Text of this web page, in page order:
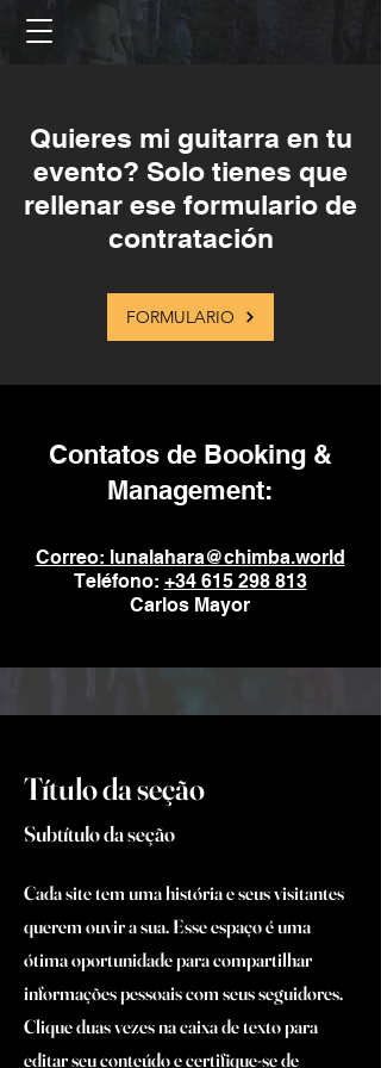
Quieres mi guitarra en tu
evento? Solo tienes que
rellenar ese formulario de
contratación
FORMULARIO
Contatos de Booking &
Management:
Correo: lunalahara@chimba.world
Teléfono: +34 615 298 813
Carlos Mayor
Título da seção
Subtítulo da seção
Cada site tem uma história e seus visitantes
querem ouvir a sua. Esse espaço é uma
ótima oportunidade para compartilhar
informações pessoais com seus seguidores.
Clique duas vezes na caixa de texto para
editar seu conteúdo e certifique-se de